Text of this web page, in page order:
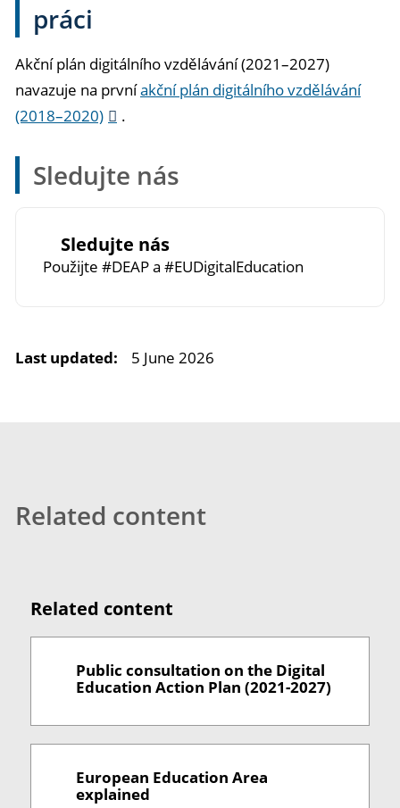
práci
Akční plán digitálního vzdělávání (2021–2027)
navazuje na prvníakční plán digitálního vzdělávání
(2018–2020)
.
Sledujte nás
Sledujte nás
Použijte #DEAP a #EUDigitalEducation
Last updated: 5 June 2026
Related content
Related content
Public consultation on the Digital
Education Action Plan (2021-2027)
European Education Area
explained